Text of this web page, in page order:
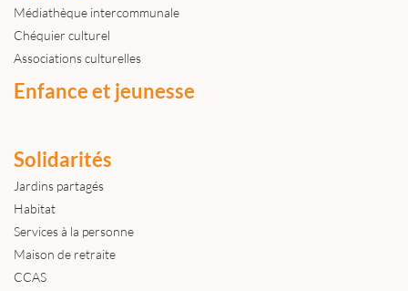
Médiathèque intercommunale
Chéquier culturel
Associations culturelles
Enfance et jeunesse
Solidarités
Jardins partagés
Habitat
Services à la personne
Maison de retraite
CCAS